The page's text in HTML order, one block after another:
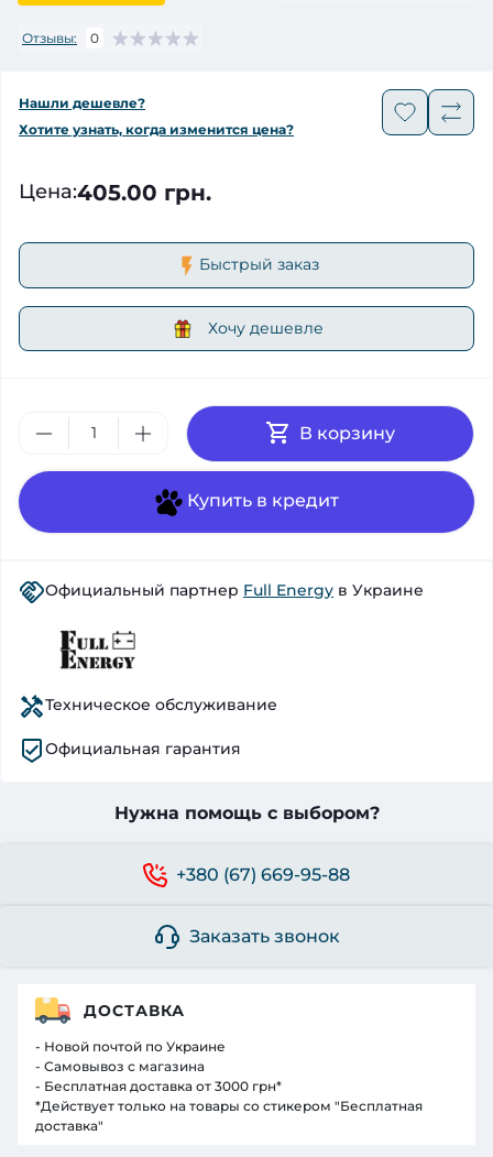
Отзывы: 0
Нашли дешевле?
Хотите узнать, когда изменится цена?
Цена:405.00 грн.
Быстрый заказ
Хочу дешевле
В корзину
Купить в кредит
Официальный партнер Full Energy в Украине
Техническое обслуживание
Официальная гарантия
Нужна помощь с выбором?
+380 (67) 669-95-88
Заказать звонок
ДОСТАВКА
- Новой почтой по Украине
- Самовывоз с магазина
- Бесплатная доставка от 3000 грн*
*Действует только на товары со стикером "Бесплатная
доставка"